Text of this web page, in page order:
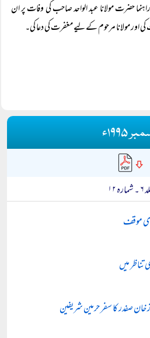
حضرت مولانا عبد الواحد صاحب کی وفات پر ان
اور مولانا مرحوم کے لیے مغفرت کی دعا کی۔
۱۹۹۵ء
۱۲
موقف
میں
خان صفدر کا سفر حرمین شریفین